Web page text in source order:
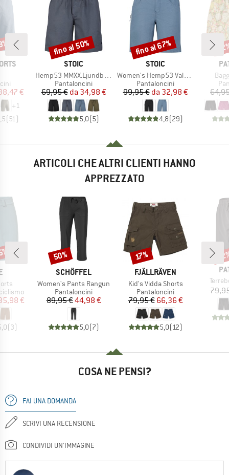
prodotti
ridotto
€
+1
(51 )
MARCHIO
STOIC
Articolo
Hemp53 MMXX.Ljundby Shorts
Gruppo di prodotti
Pantaloncini
Prezzo
69,95 € Prezzo ridotto
da 34,98 €
5,0(5)
Sconto
fino al 50%
MARCHIO
STOIC
Articolo
Women's Hemp53 ValenSt. Shorts
Gruppo di prodotti
Pantaloncini
Prezzo
99,95 € Prezzo ridotto
da 32,98 €
4,8(29)
Sconto
fino al 67%
ARTICOLI CHE ALTRI CLIENTI HANNO
APPREZZATO
ridotto
€
(3)
MARCHIO
SCHÖFFEL
Articolo
Women's Pants Rangun
Gruppo di prodotti
Pantaloncini
Prezzo
89,95 €Prezzo ridotto
44,98 €
5,0(7)
Sconto
50%
MARCHIO
FJÄLLRÄVEN
Articolo
Kid's Vidda Shorts
Gruppo di prodotti
Pantaloncini
Prezzo
79,95 €Prezzo ridotto
66,36 €
5,0(12)
Sconto
17%
COSA NE PENSI?
FAI UNA DOMANDA
SCRIVI UNA RECENSIONE
CONDIVIDI UN'IMMAGINE